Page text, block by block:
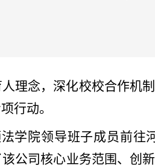
理念，深化校校合作机
行动。
学院领导班子成员前
公司核心业务范围、创